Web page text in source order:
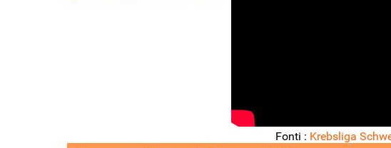
Fonti : Krebsliga